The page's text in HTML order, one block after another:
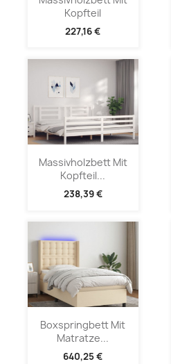
Kopfteil
227,16 €
Massivholzbett Mit
Kopfteil...
238,39 €
Boxspringbett Mit
Matratze...
640,25 €